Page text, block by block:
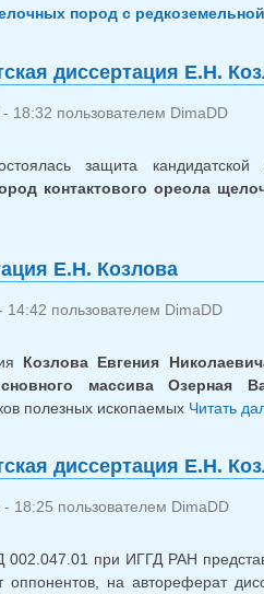
пород с
диссертация Е.Н.
18:32 пользователем DimaDD
защита кандидатской
контактового ореола
Е.Н. Козлова
14:42 пользователем DimaDD
Козлова Евгения
массива Озерная
полезных ископаемых Читать
диссертация Е.Н.
18:25 пользователем DimaDD
002.047.01 при ИГГД РАН
оппонентов, на автореферат